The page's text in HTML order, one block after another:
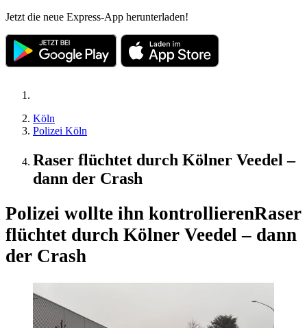
Jetzt die neue Express-App herunterladen!
Köln
Polizei Köln
Raser flüchtet durch Kölner Veedel –
dann der Crash
Polizei wollte ihn kontrollierenRaser
flüchtet durch Kölner Veedel – dann
der Crash